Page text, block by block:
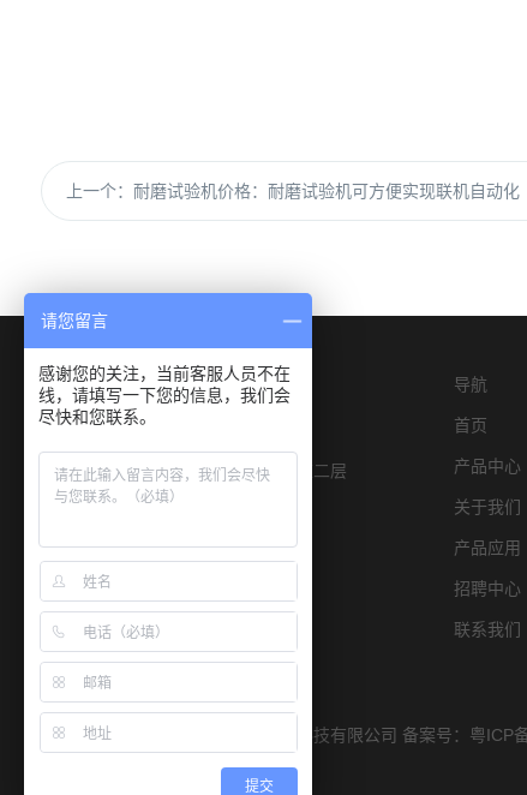
上一个： 耐磨试验机价格：耐磨试验机可方便实现联机自动化
深圳市宝安区燕罗街道物园路6号E栋二层
导航
首页
产品中心
关于我们
产品应用
招聘中心
联系我们
Copyright © 2019 深圳市宏康仪器科技有限公司 备案号： 粤ICP
请您留言
感谢您的关注，当前客服人员不在
线，请填写一下您的信息，我们会
尽快和您联系。
提交